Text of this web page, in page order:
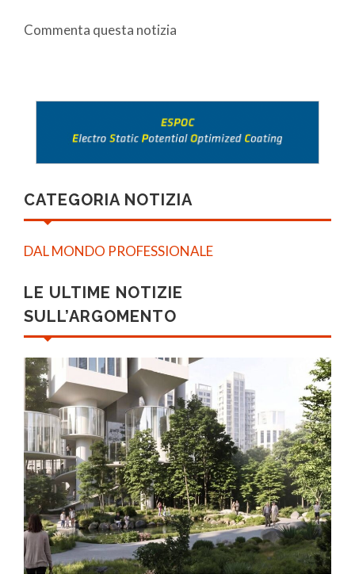
Commenta questa notizia
CATEGORIA NOTIZIA
DAL MONDO PROFESSIONALE
LE ULTIME NOTIZIE
SULL’ARGOMENTO